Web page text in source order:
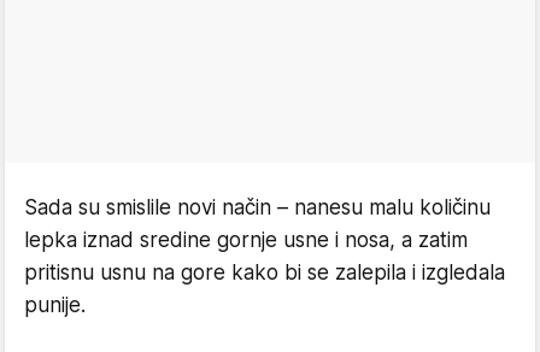
Sada su smislile novi način – nanesu malu količinu
lepka iznad sredine gornje usne i nosa, a zatim
pritisnu usnu na gore kako bi se zalepila i izgledala
punije.